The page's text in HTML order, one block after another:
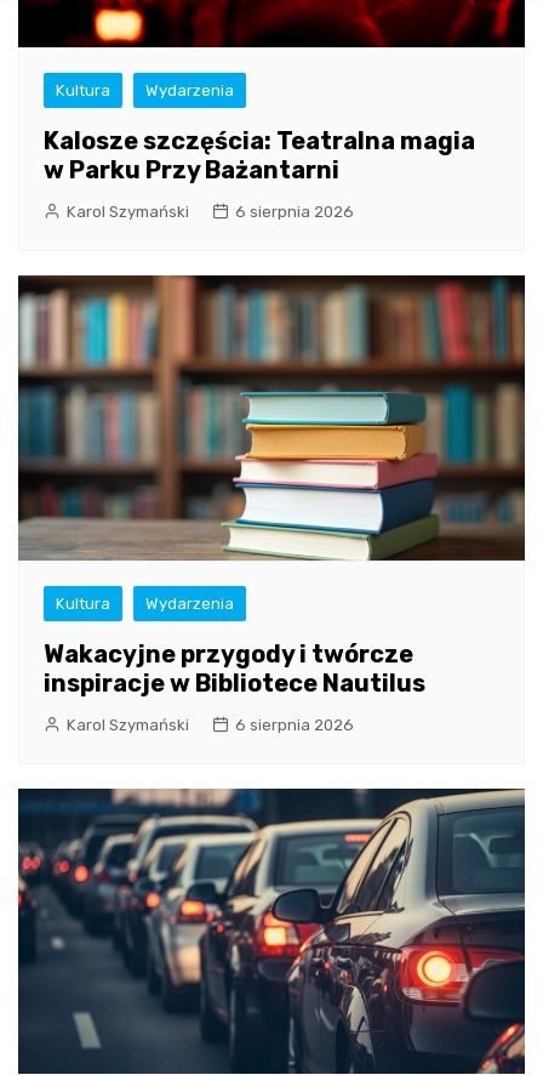
Kultura Wydarzenia
Kalosze szczęścia: Teatralna magia
w Parku Przy Bażantarni
Karol Szymański 6 sierpnia 2026
Kultura Wydarzenia
Wakacyjne przygody i twórcze
inspiracje w Bibliotece Nautilus
Karol Szymański 6 sierpnia 2026